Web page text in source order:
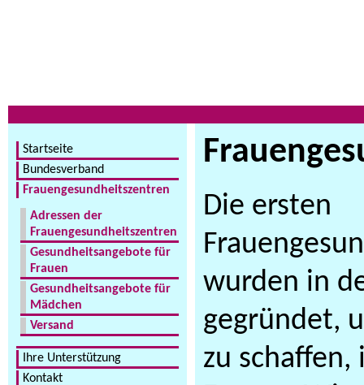
Startseite
Bundesverband
Frauengesundheitszentren
Adressen der
Frauengesundheitszentren
Gesundheitsangebote für
Frauen
Gesundheitsangebote für
Mädchen
Versand
Ihre Unterstützung
Kontakt
Die ersten
wurden in
gegründet,
zu schaffen,